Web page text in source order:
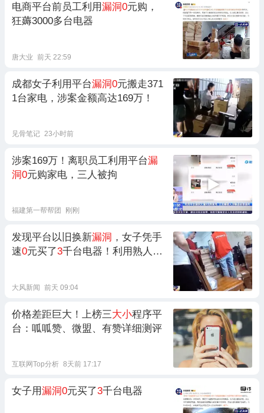
电商平台前员工利用漏洞0元购，
狂薅3000多台电器
唐大业 前天 22:59
成都女子利用平台漏洞0元搬走371
1台家电，涉案金额高达169万！
见骨笔记 23小时前
涉案169万！离职员工利用平台漏
洞0元购家电，三人被拘
福建第一帮帮团 刚刚
发现平台以旧换新漏洞 ，女子凭手
速0元买了3千台电器！利用熟人共
大风新闻 前天 09:04
价格差距巨大！上榜三大小程序平
台：呱呱赞、微盟、有赞详细测评
互联网Top分析 8天前 17:17
女子用漏洞0元买了3千台电器